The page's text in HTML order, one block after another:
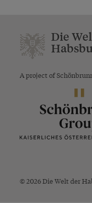
Die
A project of
© 2026 Die Welt der